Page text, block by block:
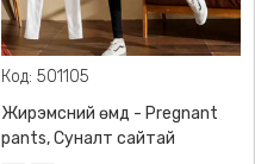
Код: 501105
Жирэмсний өмд - Pregnant
pants, Суналт сайтай